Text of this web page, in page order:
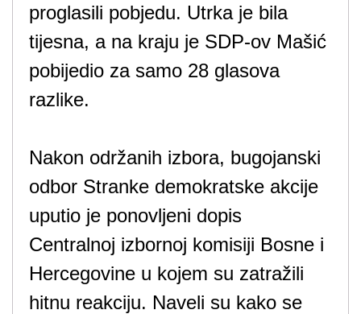
proglasili pobjedu. Utrka je bila
tijesna, a na kraju je SDP-ov Mašić
pobijedio za samo 28 glasova
razlike.
Nakon održanih izbora, bugojanski
odbor Stranke demokratske akcije
uputio je ponovljeni dopis
Centralnoj izbornoj komisiji Bosne i
Hercegovine u kojem su zatražili
hitnu reakciju. Naveli su kako se